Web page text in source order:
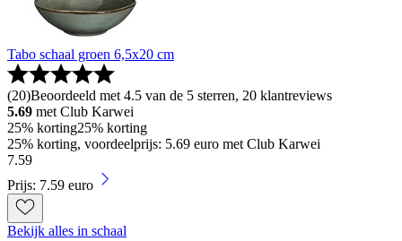
Tabo schaal groen 6,5x20 cm
(20)Beoordeeld met 4.5 van de 5 sterren, 20 klantreviews
5.69 met Club Karwei
25% korting25% korting
25% korting, voordeelprijs: 5.69 euro met Club Karwei
7.59
Prijs: 7.59 euro
Bekijk alles in schaal